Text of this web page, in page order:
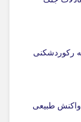
رکوردشکنی
طبیعی